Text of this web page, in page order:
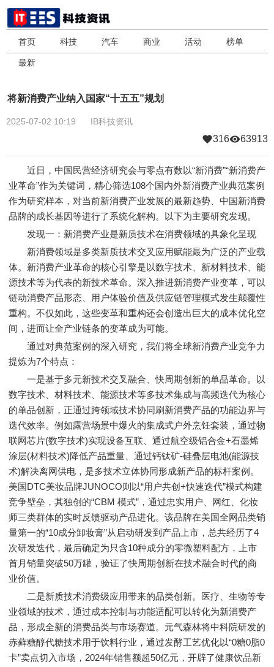
首页 科技 汽车 商业 活动 榜单
最新
将新消费产业纳入国家“十五五”规划
2025-07-02 10:19 IB科技资讯
316 63913
近日，中国民营经济研究会与零点有数以“新消费”“新消费产
业革命”作为关键词，精心筛选108个国内外新消费产业典范案例
作为研究样本，对当前新消费产业发展的最新趋势、中国新消费
品牌的成长基因等进行了系统化解构。以下为主要研究发现。
发现一：新消费产业是新质技术在消费领域的具象化呈现
新消费领域是多类新质技术交叉应用赋能最为广泛的产业载
体。新消费产业革命的核心引擎是以数字技术、新材料技术、能
源技术等为代表的新技术革命。深入推进新消费产业变革，可以
链动消费产品形态、用户体验价值及供应链管理模式发生颠覆性
重构。不仅如此，这些变革和重构还会创造出巨大的成本优化空
间，进而让全产业链条的变革成为可能。
通过对典范案例的深入研究，我们将全球新消费产业竞争力
提炼为7个特点：
一是基于多元新技术交叉融合、快周期创新的单品革命。以
数字技术、材料技术、能源技术等多技术集成与高频迭代为核心
的单品创新，正通过跨领域技术协同刷新消费产品的功能边界与
迭代效率。例如露营场景中爆火的集成式户外烹饪套装，通过物
联网芯片(数字技术)实现设备互联、通过航空级铝合金+石墨烯
涂层(材料技术)降低产品重量、通过钙钛矿-硅叠层电池(能源技
术)解决离网供电，是多技术立体协同形成新产品的标杆案例。
美国DTC美妆品牌JUNOCO则以“用户共创+快速迭代”模式构建
竞争壁垒，其独创的“CBM 模式”，通过忠实用户、网红、化妆
师三类群体的实时反馈驱动产品进化。该品牌在美国全网品类销
量第一的“10成分卸妆膏”从启动研发到产品上市，总共经历了4
次研发迭代，最后确定为只含10种成分的零微塑料配方，上市
首月销量突破50万罐，验证了快周期创新在技术融合时代的商
业价值。
二是新质技术消费级应用带来的品类创新。医疗、生物等专
业领域的技术，通过成本控制与功能适配可以转化为新消费产
品，形成全新的消费品类与市场赛道。元气森林将中科院研发的
赤藓糖醇代糖技术用于饮料行业，通过发酵工艺优化以“0糖0脂0
卡”卖点切入市场，2024年销售额超50亿元，开辟了健康饮品新